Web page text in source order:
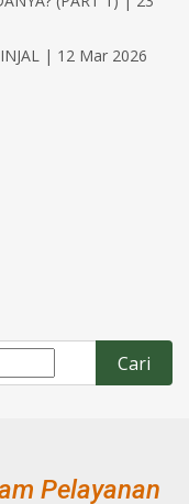
| 12 Mar 2026
Pelayanan